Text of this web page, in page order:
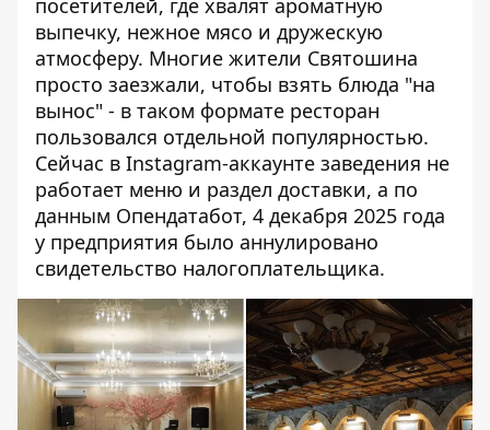
посетителей, где хвалят ароматную
выпечку, нежное мясо и дружескую
атмосферу. Многие жители Святошина
просто заезжали, чтобы взять блюда "на
вынос" - в таком формате ресторан
пользовался отдельной популярностью.
Сейчас в Instagram-аккаунте заведения не
работает меню и раздел доставки, а по
данным Опендатабот, 4 декабря 2025 года
у предприятия было аннулировано
свидетельство налогоплательщика.